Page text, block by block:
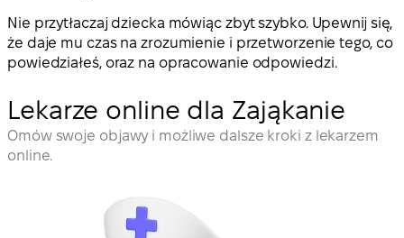
Nie przytłaczaj dziecka mówiąc zbyt szybko. Upewnij się,
że daje mu czas na zrozumienie i przetworzenie tego, co
powiedziałeś, oraz na opracowanie odpowiedzi.
Lekarze online dla Zająkanie
Omów swoje objawy i możliwe dalsze kroki z lekarzem
online.